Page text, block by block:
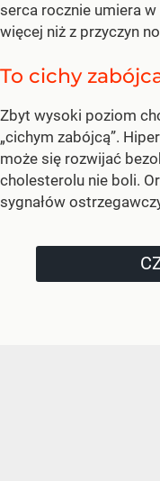
serca rocznie umiera
więcej niż z przyczyn
To cichy
Zbyt wysoki poziom
„cichym zabójcą”.
może się rozwijać
cholesterolu nie boli.
sygnałów